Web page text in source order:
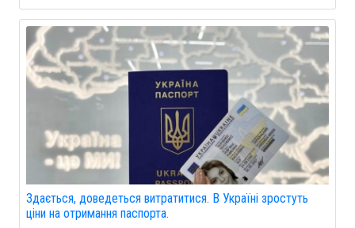
Здається, доведеться витратитися. В Україні зростуть
ціни на отримання паспорта.